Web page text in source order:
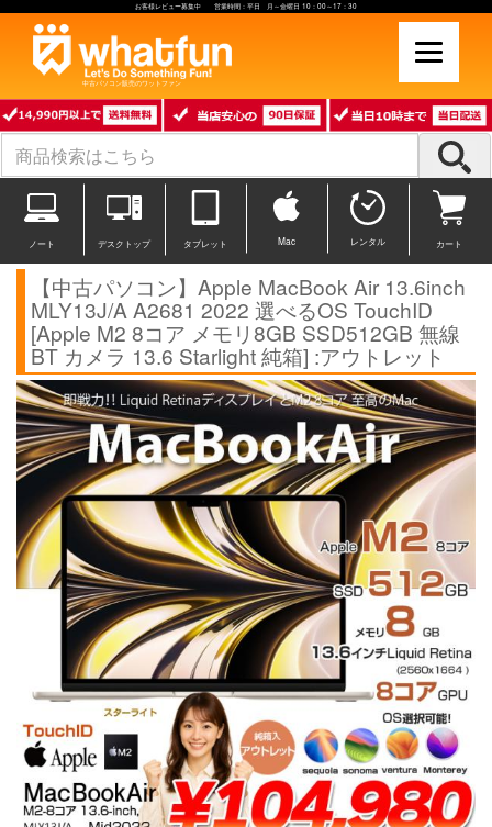
お客様レビュー募集中 営業時間：平日 月～金曜日 10：00～17：30
中古パソコン販売のワットファン
ノート デスクトップ タブレット Mac レンタル カート
【中古パソコン】Apple MacBook Air 13.6inch
MLY13J/A A2681 2022 選べるOS TouchID
[Apple M2 8コア メモリ8GB SSD512GB 無線
BT カメラ 13.6 Starlight 純箱] :アウトレット